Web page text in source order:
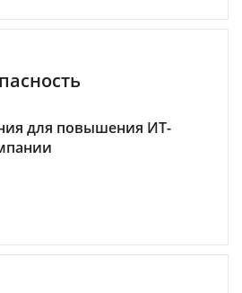
для повышения ИТ-